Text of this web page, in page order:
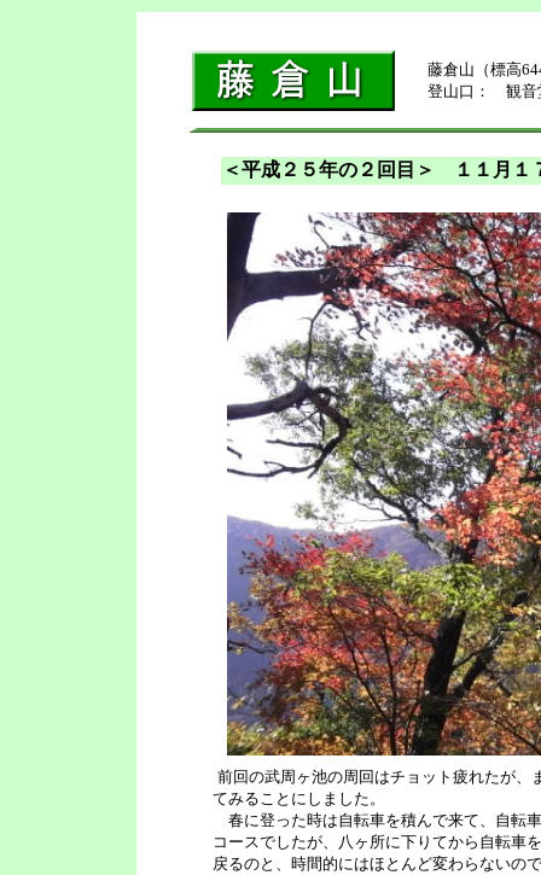
藤倉山（標高
登山口： 観音
＜平成２５年の２回目＞ １１月
前回の武周ヶ池の周回はチョット疲れたが
てみることにしました。
春に登った時は自転車を積んで来て、自転
コースでしたが、八ヶ所に下りてから自転車
戻るのと、時間的にはほとんど変わらないの